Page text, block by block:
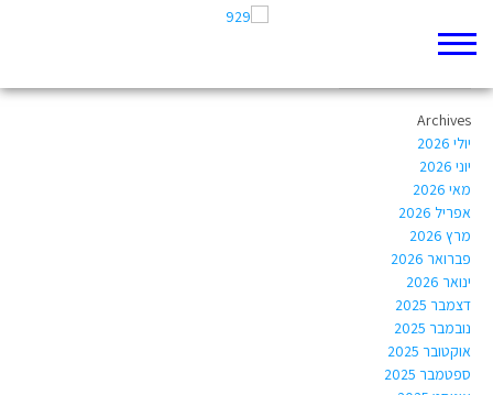
Author Archives:liat.reshef@gmail.com
Archives
יולי 2026
יוני 2026
מאי 2026
אפריל 2026
מרץ 2026
פברואר 2026
ינואר 2026
דצמבר 2025
נובמבר 2025
אוקטובר 2025
ספטמבר 2025